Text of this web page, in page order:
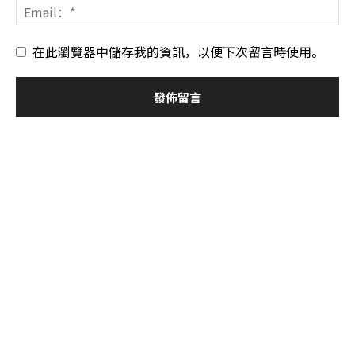
在此瀏覽器中儲存我的資訊，以便下次留言時使用。